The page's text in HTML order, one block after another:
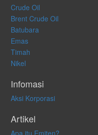
dalam kondisi dan situasi
maupun tidak
Crude Oil
Brent Crude Oil
Batubara
Emas
Timah
Nikel
Infomasi
Aksi Korporasi
Artikel
Apa itu Emiten?